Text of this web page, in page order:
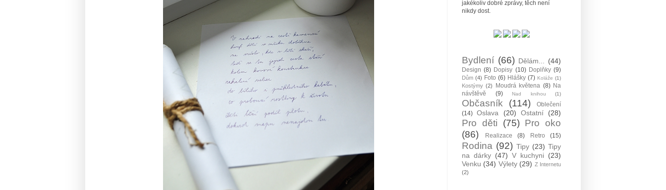
jakékoliv dobré zprávy, těch není
nikdy dost.
Bydlení (66) Dělám... (44)
Design (8) Dopisy (10) Doplňky (9)
Dům (4) Foto (6) Hlášky (7) Koláže (1)
Kostýmy (2) Moudrá květena (8) Na
návštěvě
(9) Nad knihou (1)
Občasník (114)
Oblečení
(14) Oslava (20) Ostatní (28)
Pro děti (75) Pro oko
(86)
Realizace (8) Retro (15)
Rodina (92) Tipy (23) Tipy
na dárky (47) V kuchyni (23)
Venku (34) Výlety (29) Z Internetu
(2)